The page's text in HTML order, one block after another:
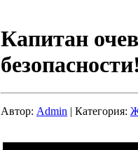
Капитан
Автор: Admin | Категория: